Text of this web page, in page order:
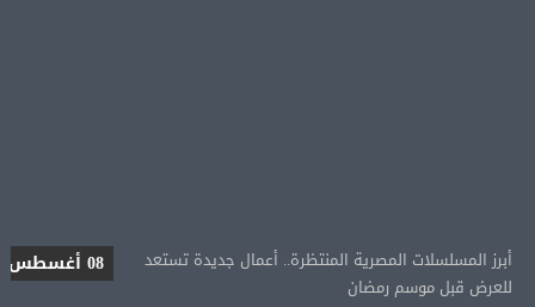
للعرض قبل موسم رمضان